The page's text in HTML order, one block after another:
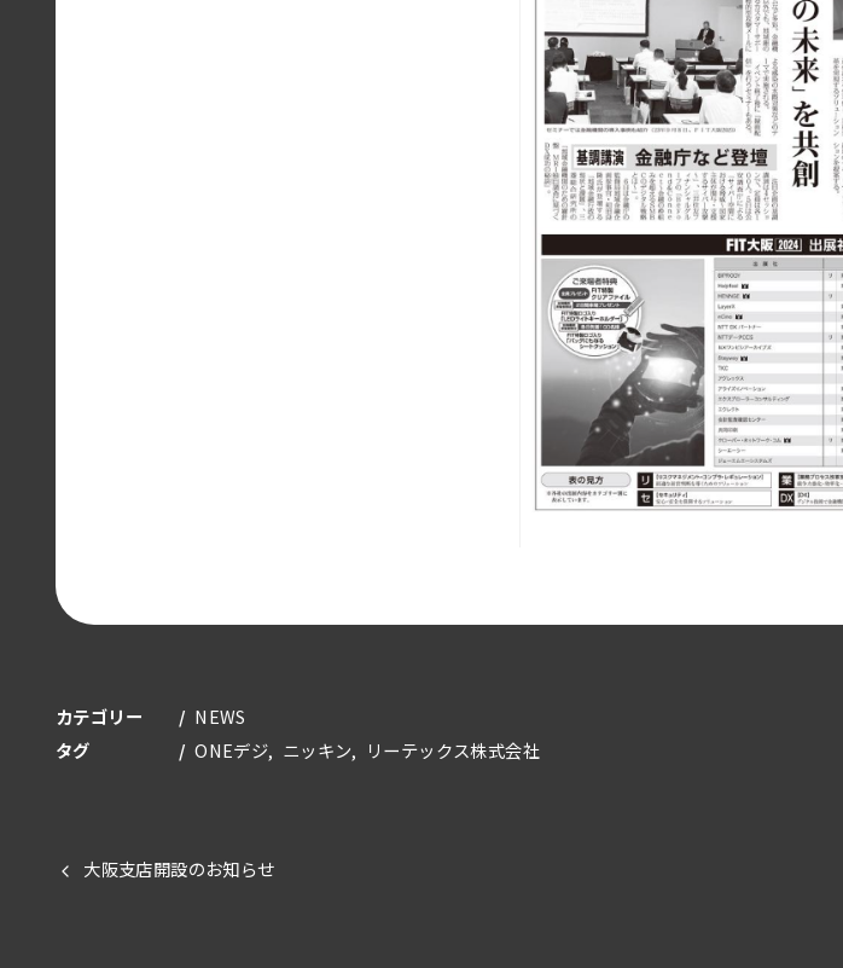
カテゴリー
NEWS
タグ
ONEデジ ニッキン リーテックス株式会社
大阪支店開設のお知らせ